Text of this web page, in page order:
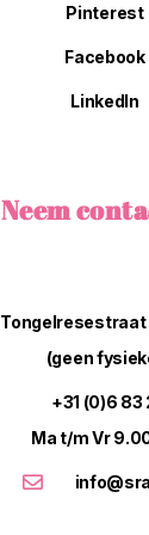
Pinterest
Facebook
LinkedIn
Neem
Tongelresestraat
(geen
+31 (0)6 83
Ma t/m Vr